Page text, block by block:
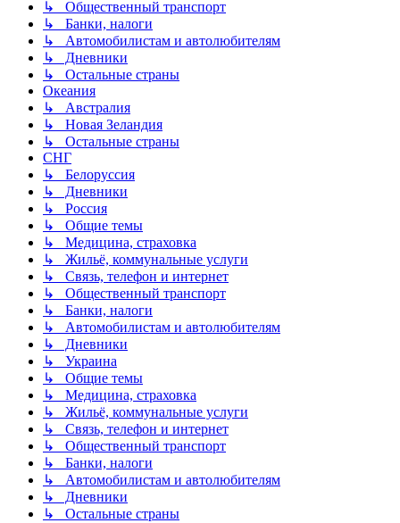
↳ Общественный транспорт
↳ Банки, налоги
↳ Автомобилистам и автолюбителям
↳ Дневники
↳ Остальные страны
Океания
↳ Австралия
↳ Новая Зеландия
↳ Остальные страны
СНГ
↳ Белоруссия
↳ Дневники
↳ Россия
↳ Общие темы
↳ Медицина, страховка
↳ Жильё, коммунальные услуги
↳ Связь, телефон и интернет
↳ Общественный транспорт
↳ Банки, налоги
↳ Автомобилистам и автолюбителям
↳ Дневники
↳ Украина
↳ Общие темы
↳ Медицина, страховка
↳ Жильё, коммунальные услуги
↳ Связь, телефон и интернет
↳ Общественный транспорт
↳ Банки, налоги
↳ Автомобилистам и автолюбителям
↳ Дневники
↳ Остальные страны